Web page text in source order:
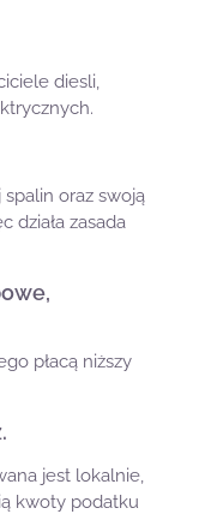
diesli,
oraz swoją
działa zasada
płacą niższy
jest lokalnie,
kwoty podatku